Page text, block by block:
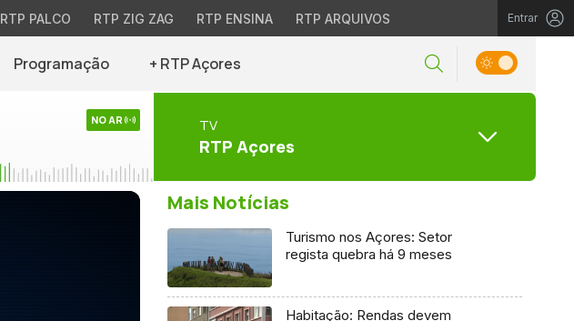
RTP PALCO RTP ZIG ZAG RTP ENSINA RTP ARQUIVOS Entrar
Programação + RTP Açores
NO AR TV
RTP Açores
Mais Notícias
Turismo nos Açores: Setor
regista quebra há 9 meses
Habitação: Rendas devem